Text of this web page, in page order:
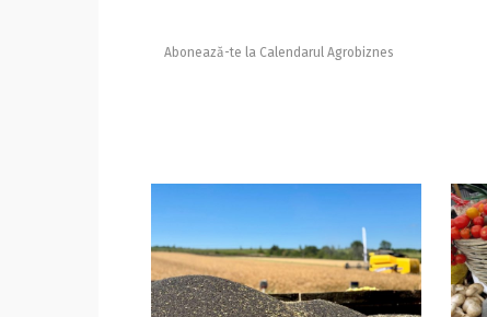
Abonează-te la Calendarul Agrobiznes